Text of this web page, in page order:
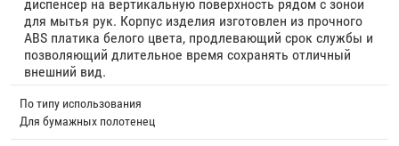
диспенсер на вертикальную поверхность рядом с зоной
для мытья рук. Корпус изделия изготовлен из прочного
ABS платика белого цвета, продлевающий срок службы и
позволяющий длительное время сохранять отличный
внешний вид.
По типу использования
Для бумажных полотенец